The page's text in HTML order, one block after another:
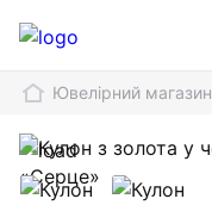
Ювелірний магазин